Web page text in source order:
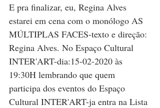
E pra finalizar, eu, Regina Alves
estarei em cena com o monólogo AS
MÚLTIPLAS FACES-texto e direção:
Regina Alves. No Espaço Cultural
INTER'ART-dia:15-02-2020 às
19:30H lembrando que quem
participa dos eventos do Espaço
Cultural INTER'ART-ja entra na Lista